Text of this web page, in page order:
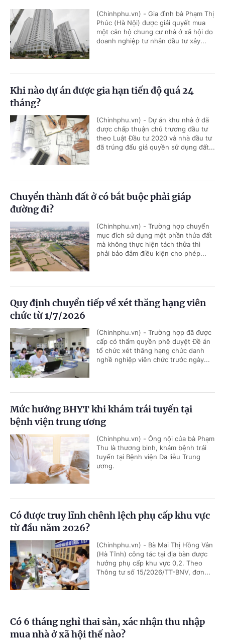
(Chinhphu.vn) - Gia đình bà Phạm Thị
Phúc (Hà Nội) được giải quyết mua
một căn hộ chung cư nhà ở xã hội do
doanh nghiệp tư nhân đầu tư xây...
Khi nào dự án được gia hạn tiến độ quá 24
tháng?
(Chinhphu.vn) - Dự án khu nhà ở đã
được chấp thuận chủ trương đầu tư
theo Luật Đầu tư 2020 và nhà đầu tư
đã trúng đấu giá quyền sử dụng đất...
Chuyển thành đất ở có bắt buộc phải giáp
đường đi?
(Chinhphu.vn) - Trường hợp chuyển
mục đích sử dụng một phần thửa đất
mà không thực hiện tách thửa thì
phải bảo đảm điều kiện cho phép...
Quy định chuyển tiếp về xét thăng hạng viên
chức từ 1/7/2026
(Chinhphu.vn) - Trường hợp đã được
cấp có thẩm quyền phê duyệt Đề án
tổ chức xét thăng hạng chức danh
nghề nghiệp viên chức trước ngày...
Mức hưởng BHYT khi khám trái tuyến tại
bệnh viện trung ương
(Chinhphu.vn) - Ông nội của bà Phạm
Thu là thương binh, khám bệnh trái
tuyến tại Bệnh viện Da liễu Trung
ương.
Có được truy lĩnh chênh lệch phụ cấp khu vực
từ đầu năm 2026?
(Chinhphu.vn) - Bà Mai Thị Hồng Vân
(Hà Tĩnh) công tác tại địa bàn được
hưởng phụ cấp khu vực 0,2. Theo
Thông tư số 15/2026/TT-BNV, đơn...
Có 6 tháng nghỉ thai sản, xác nhận thu nhập
mua nhà ở xã hội thế nào?